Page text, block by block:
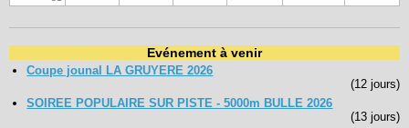
Evénement à venir
Coupe jounal LA GRUYERE 2026
(12 jours)
SOIREE POPULAIRE SUR PISTE - 5000m BULLE 2026
(13 jours)